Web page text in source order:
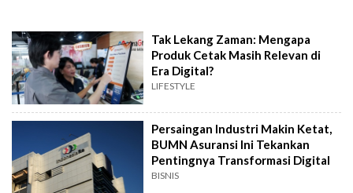
Tak Lekang Zaman: Mengapa
Produk Cetak Masih Relevan di
Era Digital?
LIFESTYLE
Persaingan Industri Makin Ketat,
BUMN Asuransi Ini Tekankan
Pentingnya Transformasi Digital
BISNIS